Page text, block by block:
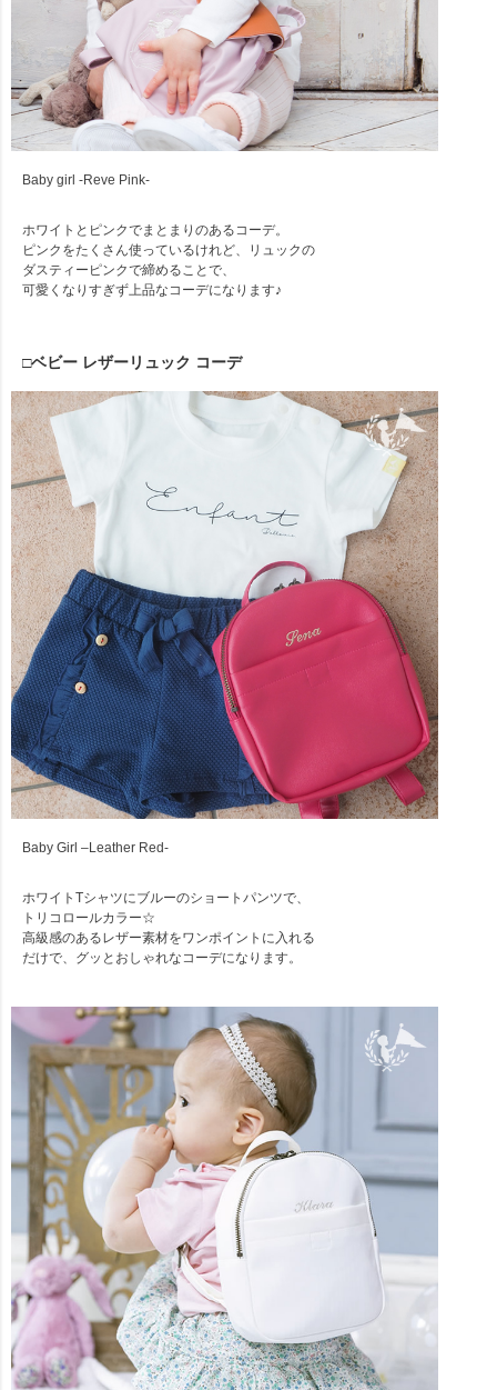
Baby girl -Reve Pink-
ホワイトとピンクでまとまりのあるコーデ。
ピンクをたくさん使っているけれど、リュックの
ダスティーピンクで締めることで、
可愛くなりすぎず上品なコーデになります♪
□ベビー レザーリュック コーデ
Baby Girl –Leather Red-
ホワイトTシャツにブルーのショートパンツで、
トリコロールカラー☆
高級感のあるレザー素材をワンポイントに入れる
だけで、グッとおしゃれなコーデになります。